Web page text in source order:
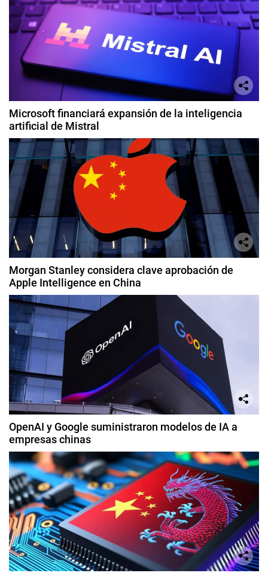
Microsoft financiará expansión de la inteligencia
artificial de Mistral
Morgan Stanley considera clave aprobación de
Apple Intelligence en China
OpenAI y Google suministraron modelos de IA a
empresas chinas